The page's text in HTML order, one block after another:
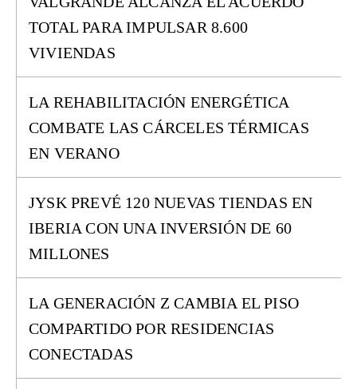
TOTAL PARA IMPULSAR 8.600
VIVIENDAS
LA REHABILITACIÓN ENERGÉTICA
COMBATE LAS CÁRCELES TÉRMICAS
EN VERANO
JYSK PREVÉ 120 NUEVAS TIENDAS EN
IBERIA CON UNA INVERSIÓN DE 60
MILLONES
LA GENERACIÓN Z CAMBIA EL PISO
COMPARTIDO POR RESIDENCIAS
CONECTADAS